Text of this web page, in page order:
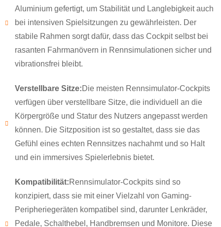
Aluminium gefertigt, um Stabilität und Langlebigkeit auch
bei intensiven Spielsitzungen zu gewährleisten. Der
stabile Rahmen sorgt dafür, dass das Cockpit selbst bei
rasanten Fahrmanövern in Rennsimulationen sicher und
vibrationsfrei bleibt.
Verstellbare Sitze:Die meisten Rennsimulator-Cockpits
verfügen über verstellbare Sitze, die individuell an die
Körpergröße und Statur des Nutzers angepasst werden
können. Die Sitzposition ist so gestaltet, dass sie das
Gefühl eines echten Rennsitzes nachahmt und so Halt
und ein immersives Spielerlebnis bietet.
Kompatibilität:Rennsimulator-Cockpits sind so
konzipiert, dass sie mit einer Vielzahl von Gaming-
Peripheriegeräten kompatibel sind, darunter Lenkräder,
Pedale, Schalthebel, Handbremsen und Monitore. Diese
ANFRAGE EINREICHEN